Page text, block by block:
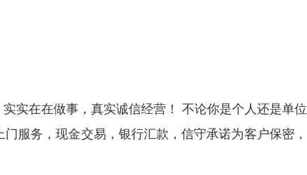
实在在做事，真实诚信经营！ 不论你是个人还是单
服务，现金交易，银行汇款，信守承诺为客户保密